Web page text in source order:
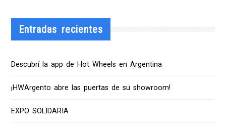
Entradas recientes
Descubrí la app de Hot Wheels en Argentina
¡HWArgento abre las puertas de su showroom!
EXPO SOLIDARIA